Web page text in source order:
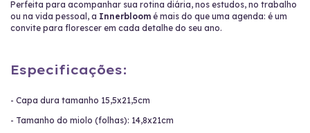
Perfeita para acompanhar sua rotina diária, nos estudos, no trabalho
ou na vida pessoal, a Innerbloom é mais do que uma agenda: é um
convite para florescer em cada detalhe do seu ano.
Especificações:
- Capa dura tamanho 15,5x21,5cm
- Tamanho do miolo (folhas): 14,8x21cm